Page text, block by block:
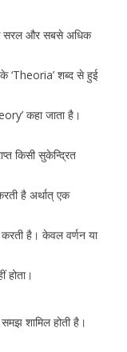
सरल और सबसे अधिक
‘Theoria’ शब्द से हुई
कहा जाता है।
किसी सुकेन्द्रित
है अर्थात् एक
है। केवल वर्णन या
होता।
शामिल होती है।